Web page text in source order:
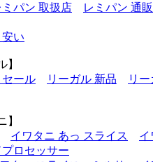
ミパン 取扱店
レミパン 通販
い
】
セール リーガル 新品
リ
】
イワタニ あっ スライス
イ
ロセッサー